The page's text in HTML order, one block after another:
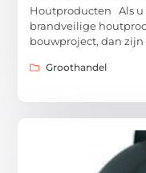
Houtproducten Als u
brandveilige
bouwproject, dan
Groothandel